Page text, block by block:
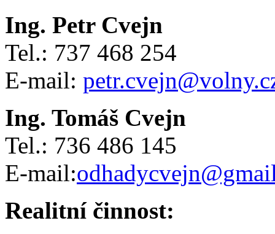
Ing. Petr Cvejn
Tel.: 737 468 254
E-mail:
Ing. Tomáš Cvejn
Tel.: 736 486 145
E-mail:
Realitní činnost: